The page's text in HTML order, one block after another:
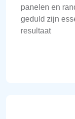
panelen en
geduld zijn
resultaat